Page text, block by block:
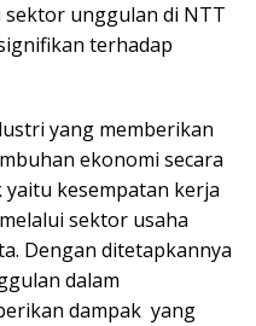
sektor unggulan di NTT
terhadap
yang memberikan
ekonomi secara
kesempatan kerja
sektor usaha
Dengan ditetapkannya
dalam
dampak yang